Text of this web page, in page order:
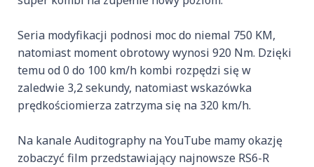
Seria modyfikacji podnosi moc do niemal 750 KM,
natomiast moment obrotowy wynosi 920 Nm. Dzięki
temu od 0 do 100 km/h kombi rozpędzi się w
zaledwie 3,2 sekundy, natomiast wskazówka
prędkościomierza zatrzyma się na 320 km/h.
Na kanale Auditography na YouTube mamy okazję
zobaczyć film przedstawiający najnowsze RS6-R